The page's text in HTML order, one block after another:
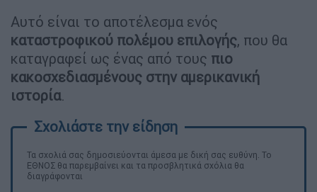
Αυτό είναι το αποτέλεσμα ενός
καταστροφικού πολέμου επιλογής, που θα
καταγραφεί ως ένας από τους πιο
κακοσχεδιασμένους στην αμερικανική
ιστορία.
Τα σχολιά σας δημοσιεύονται άμεσα με δική σας ευθύνη. Το
ΕΘΝΟΣ θα παρεμβαίνει και τα προσβλητικά σχόλια θα
διαγράφονται